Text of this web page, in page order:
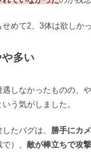
めて2、3体は欲しか
多い
しなかったものの、
いう気がしました。
たバグは、 勝手にカ
）、 敵が棒立ちで攻